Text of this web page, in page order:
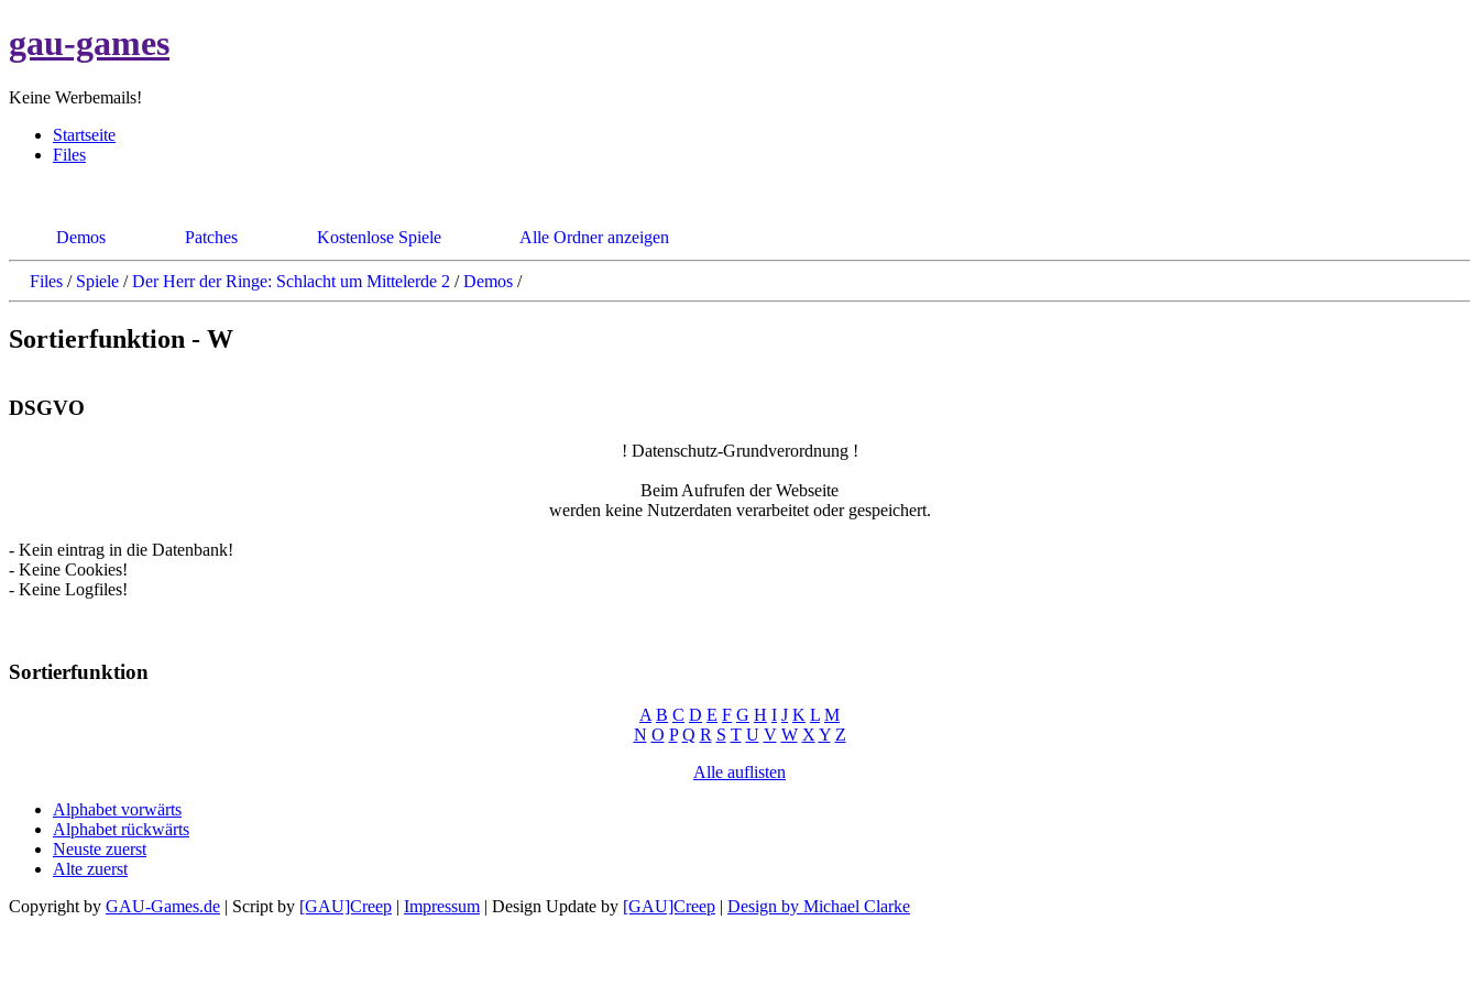
gau-games
Keine Werbemails!
Startseite
Files
Demos Patches Kostenlose Spiele Alle Ordner anzeigen
Files / Spiele /Der Herr der Ringe: Schlacht um Mittelerde 2 /Demos /
Sortierfunktion - W
DSGVO
! Datenschutz-Grundverordnung !
Beim Aufrufen der Webseite
werden keine Nutzerdaten verarbeitet oder gespeichert.
- Kein eintrag in die Datenbank!
- Keine Cookies!
- Keine Logfiles!
Sortierfunktion
A B C D E F G H I J K L M
N O P Q R S T U V W X Y Z
Alle auflisten
Alphabet vorwärts
Alphabet rückwärts
Neuste zuerst
Alte zuerst
Copyright by GAU-Games.de | Script by [GAU]Creep | Impressum | Design Update by [GAU]Creep | Design by Michael Clarke